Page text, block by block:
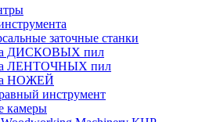
заточные станки
ДИСКОВЫХ пил
ЛЕНТОЧНЫХ пил
НОЖЕЙ
инструмент
камеры